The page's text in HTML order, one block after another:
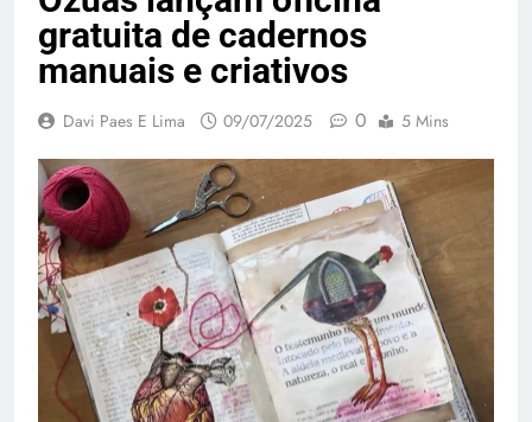
gratuita de cadernos
manuais e criativos
Davi Paes E Lima 09/07/2025 0 5 Mins